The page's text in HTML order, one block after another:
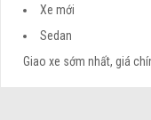
Xe mới
Sedan
Giao xe sớm nhất, giá